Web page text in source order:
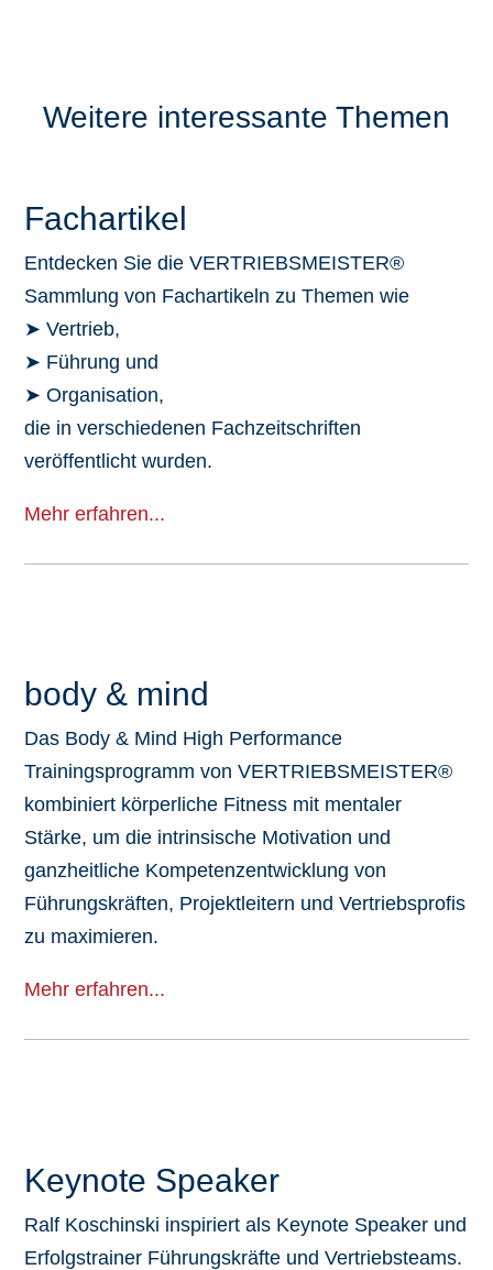
Weitere interessante Themen
Fachartikel
Entdecken Sie die VERTRIEBSMEISTER®
Sammlung von Fachartikeln zu Themen wie
➤ Vertrieb,
➤ Führung und
➤ Organisation,
die in verschiedenen Fachzeitschriften
veröffentlicht wurden.
Mehr erfahren...
body & mind
Das Body & Mind High Performance
Trainingsprogramm von VERTRIEBSMEISTER®
kombiniert körperliche Fitness mit mentaler
Stärke, um die intrinsische Motivation und
ganzheitliche Kompetenzentwicklung von
Führungskräften, Projektleitern und Vertriebsprofis
zu maximieren.
Mehr erfahren...
Keynote Speaker
Ralf Koschinski inspiriert als Keynote Speaker und
Erfolgstrainer Führungskräfte und Vertriebsteams.